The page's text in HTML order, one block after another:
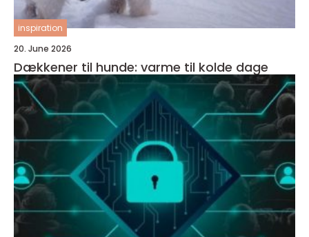
inspiration
20. June 2026
Dækkener til hunde: varme til kolde dage